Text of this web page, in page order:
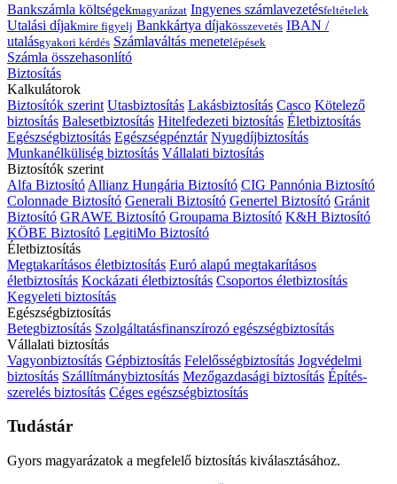
Bankszámla költségekmagyarázat Ingyenes számlavezetésfeltételek
Utalási díjakmire figyelj Bankkártya díjakösszevetés IBAN /
utalásgyakori kérdés Számlaváltás menetelépések
Számla összehasonlító
Biztosítás
Kalkulátorok
Biztosítók szerint Utasbiztosítás Lakásbiztosítás Casco Kötelező
biztosítás Balesetbiztosítás Hitelfedezeti biztosítás Életbiztosítás
Egészségbiztosítás Egészségpénztár Nyugdíjbiztosítás
Munkanélküliség biztosítás Vállalati biztosítás
Biztosítók szerint
Alfa Biztosító Allianz Hungária Biztosító CIG Pannónia Biztosító
Colonnade Biztosító Generali Biztosító Genertel Biztosító Gránit
Biztosító GRAWE Biztosító Groupama Biztosító K&H Biztosító
KÖBE Biztosító LegitiMo Biztosító
Életbiztosítás
Megtakarításos életbiztosítás Euró alapú megtakarításos
életbiztosítás Kockázati életbiztosítás Csoportos életbiztosítás
Kegyeleti biztosítás
Egészségbiztosítás
Betegbiztosítás Szolgáltatásfinanszírozó egészségbiztosítás
Vállalati biztosítás
Vagyonbiztosítás Gépbiztosítás Felelősségbiztosítás Jogvédelmi
biztosítás Szállítmánybiztosítás Mezőgazdasági biztosítás Építés-
szerelés biztosítás Céges egészségbiztosítás
Tudástár
Gyors magyarázatok a megfelelő biztosítás kiválasztásához.